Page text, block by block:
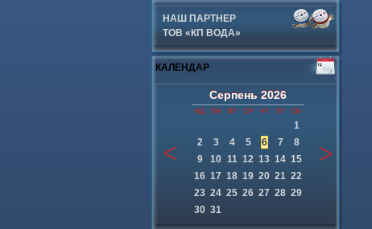
НАШ ПАРТНЕР
ТОВ «КП ВОДА»
КАЛЕНДАР
Серпень 2026
НД ПН ВТ СР ЧТ ПТ СБ
1
2
3 4 5 6 7
8
9
10 11 12 13 14 15
16 17 18 19 20 21 22
23 24 25 26 27 28 29
30 31